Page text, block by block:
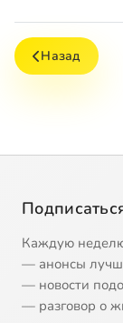
Назад
Каждую
— анонсы
— новости
— разговор о